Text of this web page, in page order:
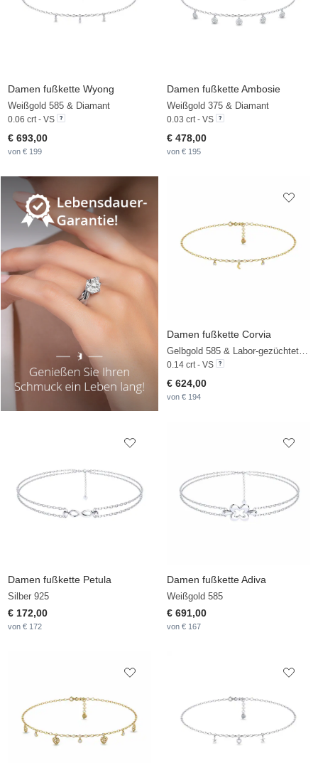
Damen fußkette Wyong
Weißgold 585 & Diamant
0.06 crt - VS
€ 693,00
von € 199
Damen fußkette Ambosie
Weißgold 375 & Diamant
0.03 crt - VS
€ 478,00
von € 195
Damen fußkette Corvia
Gelbgold 585 & Labor-gezüchteter Diamant
0.14 crt - VS
€ 624,00
von € 194
Damen fußkette Petula
Silber 925
€ 172,00
von € 172
Damen fußkette Adiva
Weißgold 585
€ 691,00
von € 167